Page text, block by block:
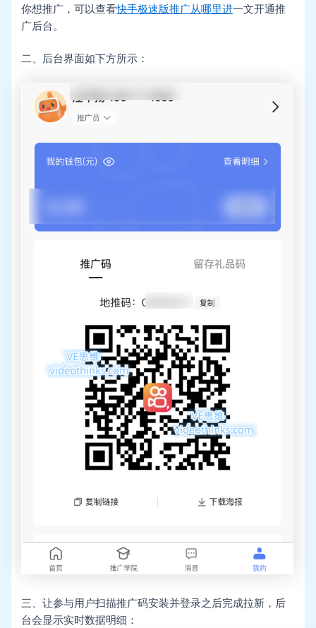
你想推广，可以查看快手极速版推广从哪里进一文开通推
广后台。
二、后台界面如下方所示：
三、让参与用户扫描推广码安装并登录之后完成拉新，后
台会显示实时数据明细：